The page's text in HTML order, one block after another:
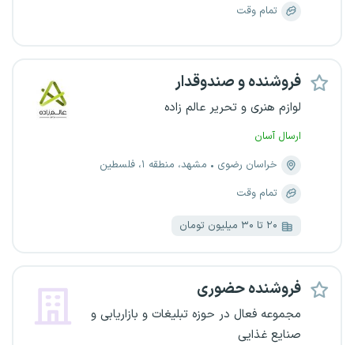
تمام وقت
فروشنده و صندوقدار
لوازم هنری و تحریر عالم زاده
ارسال آسان
خراسان رضوی
مشهد، منطقه ۱، فلسطین
تمام وقت
۲۰ تا ۳۰ میلیون تومان
فروشنده حضوری
مجموعه فعال در حوزه تبلیغات و بازاریابی و
صنایع غذایی